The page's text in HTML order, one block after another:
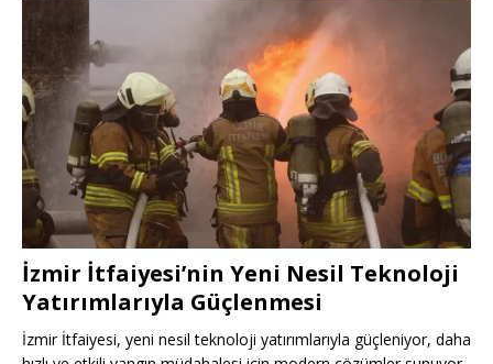
İzmir İtfaiyesi’nin Yeni Nesil Teknoloji
Yatırımlarıyla Güçlenmesi
İzmir İtfaiyesi, yeni nesil teknoloji yatırımlarıyla güçleniyor, daha